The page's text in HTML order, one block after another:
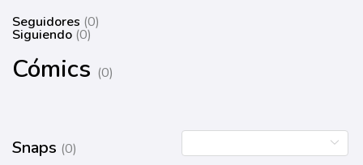
Seguidores (0)
Siguiendo (0)
Cómics (0)
Snaps (0)